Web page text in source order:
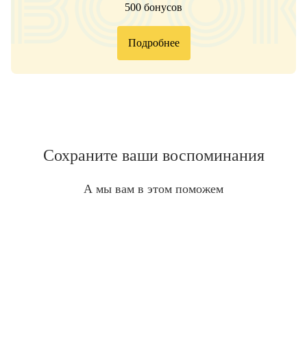
500 бонусов
Подробнее
Сохраните ваши воспоминания
А мы вам в этом поможем